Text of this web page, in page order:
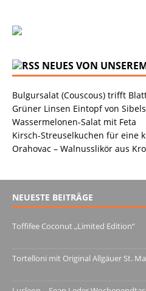
NEUES VON
Bulgursalat (Couscous) trifft
Grüner Linsen Eintopf von
Wassermelonen-Salat mit Feta
Kirsch-Streuselkuchen für eine
Orahovac – Walnusslikör aus
NEUESTE BEITRÄGE
Toffifee Coconut „Limited Edition“
Tortelloni mit Original Allgäuer St.